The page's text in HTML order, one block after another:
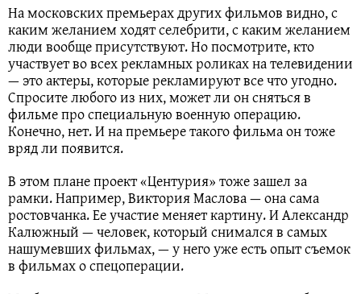
На московских премьерах других фильмов видно, с
каким желанием ходят селебрити, с каким желанием
люди вообще присутствуют. Но посмотрите, кто
участвует во всех рекламных роликах на телевидении
— это актеры, которые рекламируют все что угодно.
Спросите любого из них, может ли он сняться в
фильме про специальную военную операцию.
Конечно, нет. И на премьере такого фильма он тоже
вряд ли появится.
В этом плане проект «Центурия» тоже зашел за
рамки. Например, Виктория Маслова — она сама
ростовчанка. Ее участие меняет картину. И Александр
Калюжный — человек, который снимался в самых
нашумевших фильмах, — у него уже есть опыт съемок
в фильмах о спецоперации.